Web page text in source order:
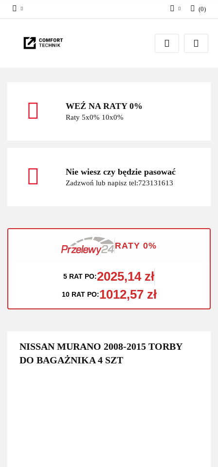
Zaloguj się
Zarejestruj się
(0)
WEŹ NA RATY 0%
Raty 5x0% 10x0%
Nie wiesz czy będzie pasować
Zadzwoń lub napisz tel:723131613
RATY 0%
5 RAT PO:2025,14 zł
10 RAT PO:1012,57 zł
NISSAN MURANO 2008-2015 TORBY
DO BAGAŻNIKA 4 SZT